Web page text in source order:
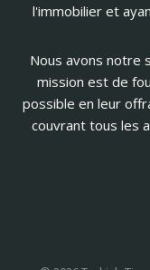
l'immobilier et
Nous avons notre
mission est de
possible en leur
couvrant tous les